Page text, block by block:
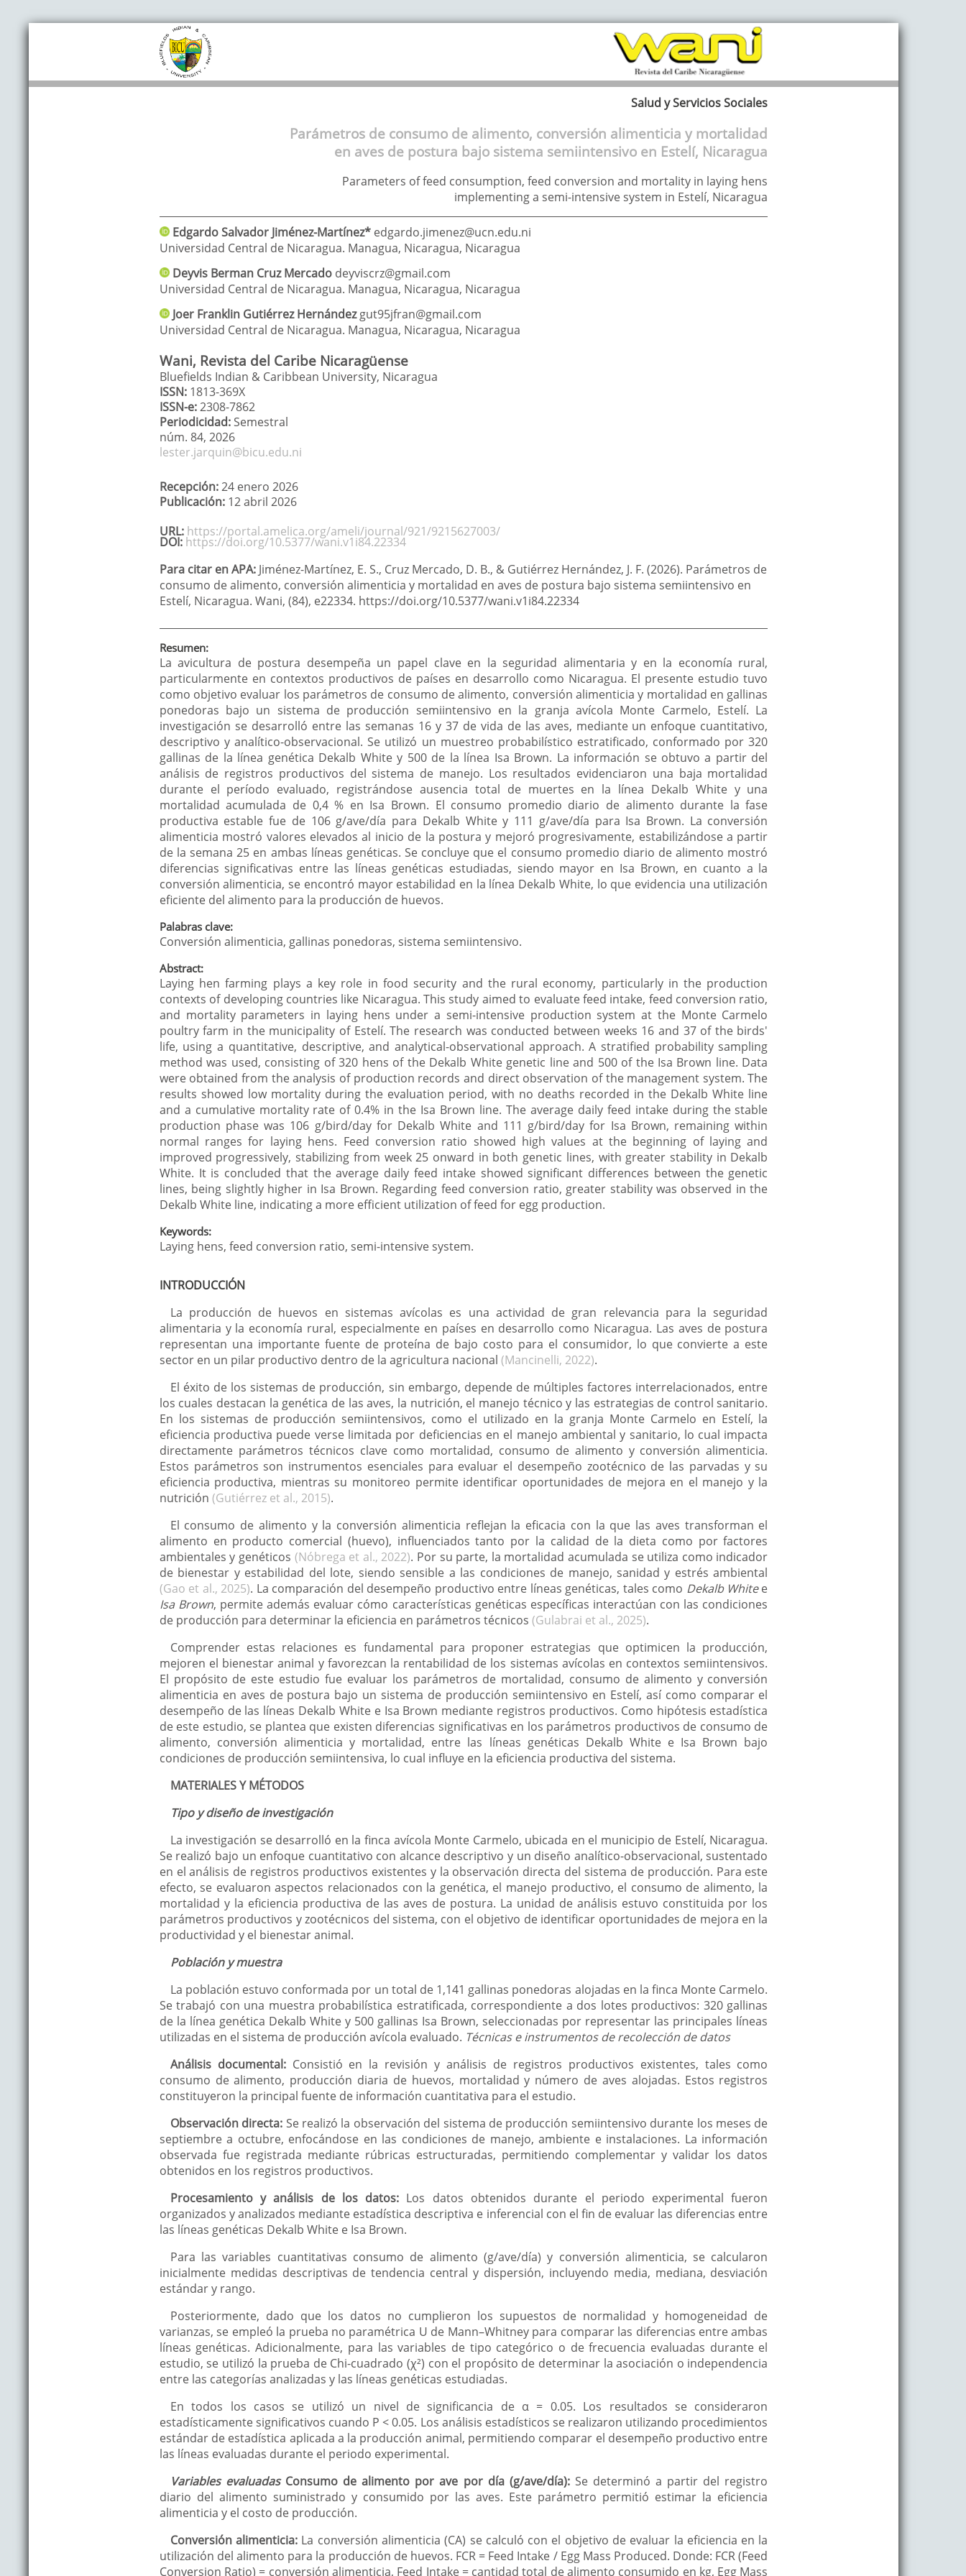
Salud y Servicios Sociales
Parámetros de consumo de alimento, conversión alimenticia y mortalidad
en aves de postura bajo sistema semiintensivo en Estelí, Nicaragua
Parameters of feed consumption, feed conversion and mortality in laying hens
implementing a semi-intensive system in Estelí, Nicaragua
Edgardo Salvador Jiménez-Martínez* edgardo.jimenez@ucn.edu.ni
Universidad Central de Nicaragua. Managua, Nicaragua, Nicaragua
Deyvis Berman Cruz Mercado deyviscrz@gmail.com
Universidad Central de Nicaragua. Managua, Nicaragua, Nicaragua
Joer Franklin Gutiérrez Hernándezgut95jfran@gmail.com
Universidad Central de Nicaragua. Managua, Nicaragua, Nicaragua
Wani, Revista del Caribe Nicaragüense
Bluefields Indian & Caribbean University, Nicaragua
ISSN: 1813-369X
ISSN-e:2308-7862
Periodicidad: Semestral
núm. 84, 2026
lester.jarquin@bicu.edu.ni
Recepción:24 enero 2026
Publicación: 12 abril 2026
URL: https://portal.amelica.org/ameli/journal/921/9215627003/
DOI: https://doi.org/10.5377/wani.v1i84.22334
Para citar en APA: Jiménez-Martínez, E. S., Cruz Mercado, D. B., & Gutiérrez Hernández, J. F. (2026). Parámetros de
consumo de alimento, conversión alimenticia y mortalidad en aves de postura bajo sistema semiintensivo en
Estelí, Nicaragua. Wani, (84), e22334. https://doi.org/10.5377/wani.v1i84.22334
Resumen:
La avicultura de postura desempeña un papel clave en la seguridad alimentaria y en la economía rural,
particularmente en contextos productivos de países en desarrollo como Nicaragua. El presente estudio tuvo
como objetivo evaluar los parámetros de consumo de alimento, conversión alimenticia y mortalidad en gallinas
ponedoras bajo un sistema de producción semiintensivo en la granja avícola Monte Carmelo, Estelí. La
investigación se desarrolló entre las semanas 16 y 37 de vida de las aves, mediante un enfoque cuantitativo,
descriptivo y analítico-observacional. Se utilizó un muestreo probabilístico estratificado, conformado por 320
gallinas de la línea genética Dekalb White y 500 de la línea Isa Brown. La información se obtuvo a partir del
análisis de registros productivos del sistema de manejo. Los resultados evidenciaron una baja mortalidad
durante el período evaluado, registrándose ausencia total de muertes en la línea Dekalb White y una
mortalidad acumulada de 0,4 % en Isa Brown. El consumo promedio diario de alimento durante la fase
productiva estable fue de 106 g/ave/día para Dekalb White y 111 g/ave/día para Isa Brown. La conversión
alimenticia mostró valores elevados al inicio de la postura y mejoró progresivamente, estabilizándose a partir
de la semana 25 en ambas líneas genéticas. Se concluye que el consumo promedio diario de alimento mostró
diferencias significativas entre las líneas genéticas estudiadas, siendo mayor en Isa Brown, en cuanto a la
conversión alimenticia, se encontró mayor estabilidad en la línea Dekalb White, lo que evidencia una utilización
eficiente del alimento para la producción de huevos.
Palabras clave:
Conversión alimenticia, gallinas ponedoras, sistema semiintensivo.
Abstract:
Laying hen farming plays a key role in food security and the rural economy, particularly in the production
contexts of developing countries like Nicaragua. This study aimed to evaluate feed intake, feed conversion ratio,
and mortality parameters in laying hens under a semi-intensive production system at the Monte Carmelo
poultry farm in the municipality of Estelí. The research was conducted between weeks 16 and 37 of the birds'
life, using a quantitative, descriptive, and analytical-observational approach. A stratified probability sampling
method was used, consisting of 320 hens of the Dekalb White genetic line and 500 of the Isa Brown line. Data
were obtained from the analysis of production records and direct observation of the management system. The
results showed low mortality during the evaluation period, with no deaths recorded in the Dekalb White line
and a cumulative mortality rate of 0.4% in the Isa Brown line. The average daily feed intake during the stable
production phase was 106 g/bird/day for Dekalb White and 111 g/bird/day for Isa Brown, remaining within
normal ranges for laying hens. Feed conversion ratio showed high values ​​at the beginning of laying and
improved progressively, stabilizing from week 25 onward in both genetic lines, with greater stability in Dekalb
White. It is concluded that the average daily feed intake showed significant differences between the genetic
lines, being slightly higher in Isa Brown. Regarding feed conversion ratio, greater stability was observed in the
Dekalb White line, indicating a more efficient utilization of feed for egg production.
Keywords:
Laying hens, feed conversion ratio, semi-intensive system.
INTRODUCCIÓN
La producción de huevos en sistemas avícolas es una actividad de gran relevancia para la seguridad
alimentaria y la economía rural, especialmente en países en desarrollo como Nicaragua. Las aves de postura
representan una importante fuente de proteína de bajo costo para el consumidor, lo que convierte a este
sector en un pilar productivo dentro de la agricultura nacional (Mancinelli, 2022).
El éxito de los sistemas de producción, sin embargo, depende de múltiples factores interrelacionados, entre
los cuales destacan la genética de las aves, la nutrición, el manejo técnico y las estrategias de control sanitario.
En los sistemas de producción semiintensivos, como el utilizado en la granja Monte Carmelo en Estelí, la
eficiencia productiva puede verse limitada por deficiencias en el manejo ambiental y sanitario, lo cual impacta
directamente parámetros técnicos clave como mortalidad, consumo de alimento y conversión alimenticia.
Estos parámetros son instrumentos esenciales para evaluar el desempeño zootécnico de las parvadas y su
eficiencia productiva, mientras su monitoreo permite identificar oportunidades de mejora en el manejo y la
nutrición (Gutiérrez et al., 2015).
El consumo de alimento y la conversión alimenticia reflejan la eficacia con la que las aves transforman el
alimento en producto comercial (huevo), influenciados tanto por la calidad de la dieta como por factores
ambientales y genéticos (Nóbrega et al., 2022). Por su parte, la mortalidad acumulada se utiliza como indicador
de bienestar y estabilidad del lote, siendo sensible a las condiciones de manejo, sanidad y estrés ambiental
(Gao et al., 2025). La comparación del desempeño productivo entre líneas genéticas, tales como Dekalb Whitee
Isa Brown, permite además evaluar cómo características genéticas específicas interactúan con las condiciones
de producción para determinar la eficiencia en parámetros técnicos (Gulabrai et al., 2025).
Comprender estas relaciones es fundamental para proponer estrategias que optimicen la producción,
mejoren el bienestar animal y favorezcan la rentabilidad de los sistemas avícolas en contextos semiintensivos.
El propósito de este estudio fue evaluar los parámetros de mortalidad, consumo de alimento y conversión
alimenticia en aves de postura bajo un sistema de producción semiintensivo en Estelí, así como comparar el
desempeño de las líneas Dekalb White e Isa Brown mediante registros productivos. Como hipótesis estadística
de este estudio, se plantea que existen diferencias significativas en los parámetros productivos de consumo de
alimento, conversión alimenticia y mortalidad, entre las líneas genéticas Dekalb White e Isa Brown bajo
condiciones de producción semiintensiva, lo cual influye en la eficiencia productiva del sistema.
MATERIALES Y MÉTODOS
Tipo y diseño de investigación
La investigación se desarrolló en la finca avícola Monte Carmelo, ubicada en el municipio de Estelí, Nicaragua.
Se realizó bajo un enfoque cuantitativo con alcance descriptivo y un diseño analítico-observacional, sustentado
en el análisis de registros productivos existentes y la observación directa del sistema de producción. Para este
efecto, se evaluaron aspectos relacionados con la genética, el manejo productivo, el consumo de alimento, la
mortalidad y la eficiencia productiva de las aves de postura. La unidad de análisis estuvo constituida por los
parámetros productivos y zootécnicos del sistema, con el objetivo de identificar oportunidades de mejora en la
productividad y el bienestar animal.
Población y muestra
La población estuvo conformada por un total de 1,141 gallinas ponedoras alojadas en la finca Monte Carmelo.
Se trabajó con una muestra probabilística estratificada, correspondiente a dos lotes productivos: 320 gallinas
de la línea genética Dekalb White y 500 gallinas Isa Brown, seleccionadas por representar las principales líneas
utilizadas en el sistema de producción avícola evaluado. Técnicas e instrumentos de recolección de datos
Análisis documental: Consistió en la revisión y análisis de registros productivos existentes, tales como
consumo de alimento, producción diaria de huevos, mortalidad y número de aves alojadas. Estos registros
constituyeron la principal fuente de información cuantitativa para el estudio.
Observación directa: Se realizó la observación del sistema de producción semiintensivo durante los meses de
septiembre a octubre, enfocándose en las condiciones de manejo, ambiente e instalaciones. La información
observada fue registrada mediante rúbricas estructuradas, permitiendo complementar y validar los datos
obtenidos en los registros productivos.
Procesamiento y análisis de los datos: Los datos obtenidos durante el periodo experimental fueron
organizados y analizados mediante estadística descriptiva e inferencial con el fin de evaluar las diferencias entre
las líneas genéticas Dekalb White e Isa Brown.
Para las variables cuantitativas consumo de alimento (g/ave/día) y conversión alimenticia, se calcularon
inicialmente medidas descriptivas de tendencia central y dispersión, incluyendo media, mediana, desviación
estándar y rango.
Posteriormente, dado que los datos no cumplieron los supuestos de normalidad y homogeneidad de
varianzas, se empleó la prueba no paramétrica U de Mann–Whitney para comparar las diferencias entre ambas
líneas genéticas. Adicionalmente, para las variables de tipo categórico o de frecuencia evaluadas durante el
estudio, se utilizó la prueba de Chi-cuadrado (χ²) con el propósito de determinar la asociación o independencia
entre las categorías analizadas y las líneas genéticas estudiadas.
En todos los casos se utilizó un nivel de significancia de α = 0.05. Los resultados se consideraron
estadísticamente significativos cuando P < 0.05. Los análisis estadísticos se realizaron utilizando procedimientos
estándar de estadística aplicada a la producción animal, permitiendo comparar el desempeño productivo entre
las líneas evaluadas durante el periodo experimental.
Variables evaluadasConsumo de alimento por ave por día (g/ave/día): Se determinó a partir del registro
diario del alimento suministrado y consumido por las aves. Este parámetro permitió estimar la eficiencia
alimenticia y el costo de producción.
Conversión alimenticia: La conversión alimenticia (CA) se calculó con el objetivo de evaluar la eficiencia en la
utilización del alimento para la producción de huevos. FCR = Feed Intake / Egg Mass Produced. Donde: FCR (Feed
Conversion Ratio) = conversión alimenticia, Feed Intake = cantidad total de alimento consumido en kg, Egg Mass